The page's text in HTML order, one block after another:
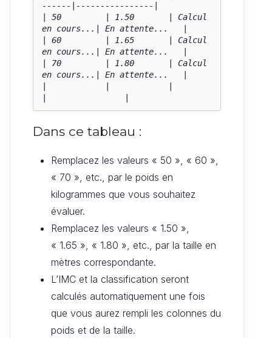
------|----------------|
| 50         | 1.50       | Calcul
en cours...| En attente...   |
| 60         | 1.65       | Calcul
en cours...| En attente...   |
| 70         | 1.80       | Calcul
en cours...| En attente...   |
Dans ce tableau :
Remplacez les valeurs « 50 », « 60 »,
« 70 », etc., par le poids en
kilogrammes que vous souhaitez
évaluer.
Remplacez les valeurs « 1.50 »,
« 1.65 », « 1.80 », etc., par la taille en
mètres correspondante.
L’IMC et la classification seront
calculés automatiquement une fois
que vous aurez rempli les colonnes du
poids et de la taille.